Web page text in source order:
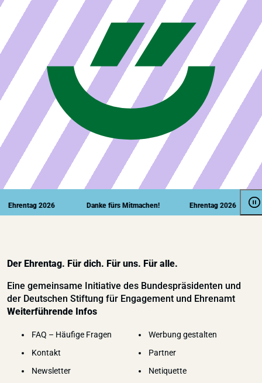
2026 Danke fürs Mitmachen! Ehrentag 2026
Der Ehrentag. Für dich. Für uns. Für alle.
Eine gemeinsame Initiative des Bundespräsidenten und
der Deutschen Stiftung für Engagement und Ehrenamt
Weiterführende Infos
FAQ – Häufige Fragen
Kontakt
Newsletter
Werbung gestalten
Partner
Netiquette